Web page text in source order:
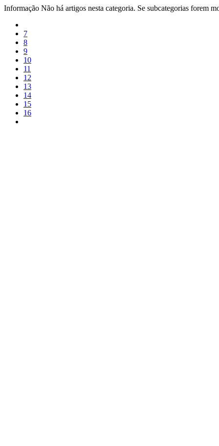
Informação Não há artigos nesta categoria. Se subcategorias forem
7
8
9
10
11
12
13
14
15
16